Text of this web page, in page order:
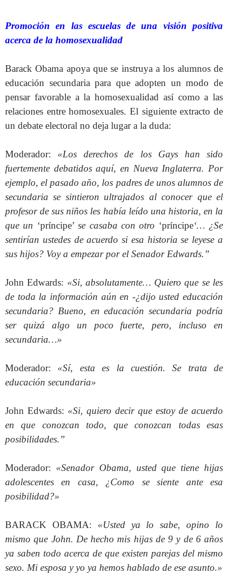
Promoción en las escuelas de una visión positiva
acerca de la homosexualidad
Barack Obama apoya que se instruya a los alumnos de
educación secundaria para que adopten un modo de
pensar favorable a la homosexualidad así como a las
relaciones entre homosexuales. El siguiente extracto de
un debate electoral no deja lugar a la duda:
Moderador: «Los derechos de los Gays han sido
fuertemente debatidos aquí, en Nueva Inglaterra. Por
ejemplo, el pasado año, los padres de unos alumnos de
secundaria se sintieron ultrajados al conocer que el
profesor de sus niños les había leído una historia, en la
que un ‘príncipe’se casaba con otro ‘príncipe‘… ¿Se
sentirían ustedes de acuerdo si esa historia se leyese a
sus hijos? Voy a empezar por el Senador Edwards.”
John Edwards: «Si, absolutamente… Quiero que se les
de toda la información aún en -¿dijo usted educación
secundaria? Bueno, en educación secundaria podría
ser quizá algo un poco fuerte, pero, incluso en
secundaria…»
Moderador: «Sí, esta es la cuestión. Se trata de
educación secundaria»
John Edwards: «Si, quiero decir que estoy de acuerdo
en que conozcan todo, que conozcan todas esas
posibilidades.”
Moderador: «Senador Obama, usted que tiene hijas
adolescentes en casa, ¿Como se siente ante esa
posibilidad?»
BARACK OBAMA: «Usted ya lo sabe, opino lo
mismo que John. De hecho mis hijas de 9 y de 6 años
ya saben todo acerca de que existen parejas del mismo
sexo. Mi esposa y yo ya hemos hablado de ese asunto.»